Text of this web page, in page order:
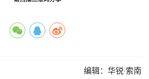
编辑：华锐·索南